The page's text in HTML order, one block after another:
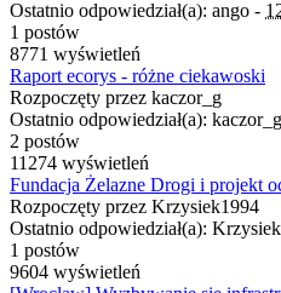
Ostatnio odpowiedział(a): ango -
1 postów
8771 wyświetleń
Raport ecorys - różne ciekawoski
Rozpoczęty przez kaczor_g
Ostatnio odpowiedział(a):
2 postów
11274 wyświetleń
Fundacja Żelazne Drogi i projekt
Rozpoczęty przez Krzysiek1994
Ostatnio odpowiedział(a):
1 postów
9604 wyświetleń